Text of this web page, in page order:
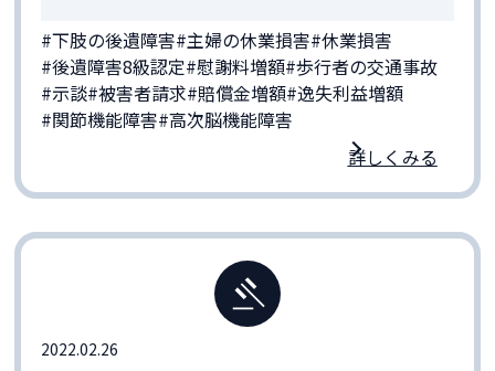
#下肢の後遺障害#主婦の休業損害#休業損害
#後遺障害8級認定#慰謝料増額#歩行者の交通事故
#示談#被害者請求#賠償金増額#逸失利益増額
#関節機能障害#高次脳機能障害
詳しくみる
2022.02.26